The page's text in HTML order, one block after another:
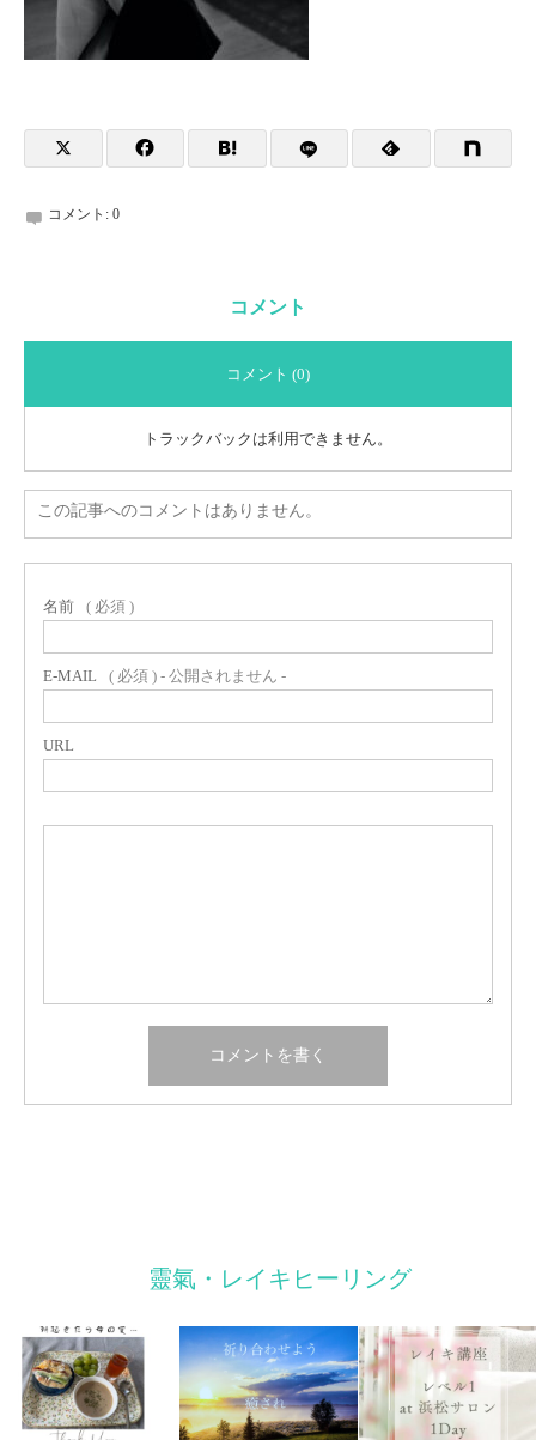
コメント: 0
コメント
コメント (0)
トラックバックは利用できません。
この記事へのコメントはありません。
名前 ( 必須 )
E-MAIL ( 必須 ) - 公開されません -
URL
靈氣・レイキヒーリング